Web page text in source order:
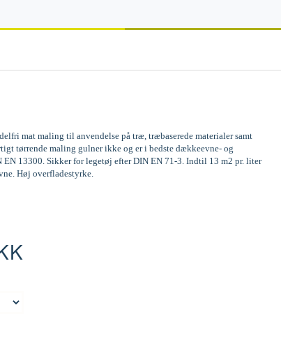
mat maling til anvendelse på træ, træbaserede materialer samt
tørrende maling gulner ikke og er i bedste dækkeevne- og
EN 13300. Sikker for legetøj efter DIN EN 71-3. Indtil 13 m2 pr. liter
Høj overfladestyrke.